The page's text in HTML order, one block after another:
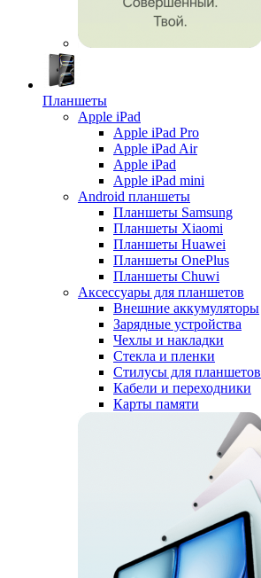
Планшеты
Apple iPad
Apple iPad Pro
Apple iPad Air
Apple iPad
Apple iPad mini
Android планшеты
Планшеты Samsung
Планшеты Xiaomi
Планшеты Huawei
Планшеты OnePlus
Планшеты Chuwi
Аксессуары для планшетов
Внешние аккумуляторы
Зарядные устройства
Чехлы и накладки
Стекла и пленки
Стилусы для планшетов
Кабели и переходники
Карты памяти